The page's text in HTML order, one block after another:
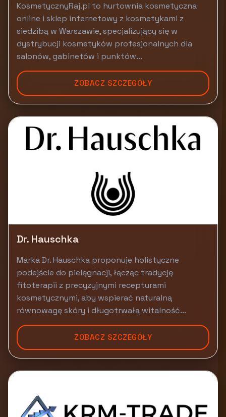
KosmetycznyRaj.pl to hurtownia kosmetyczna
online i sklep internetowy z kosmetykami z
siedzibą w Warszawie, specjalizujący się w
dystrybucji kosmetyków profesjonalnych dla
salonów, gabinetów i punktów...
ZOBACZ SZCZEGÓŁY
Dr. Hauschka
Marka Dr. Hauschka proponuje holistyczne
podejście do pielęgnacji, łącząc tradycję
fitoterapii z precyzyjnymi recepturami
kosmetycznymi, aby wspierać naturalną
równowagę skóry i długotrwałą witalność...
ZOBACZ SZCZEGÓŁY